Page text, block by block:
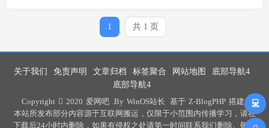
1 共 1 页
关于我们 免责声明 文章归档 标签聚合 网站地图
底部导航4
底部导航4
Copyright
2020 爱网吧 .By WinOS站长 基于 Z-BlogPHP 搭建 .
本站所发布部分内容源于互联网搬运，仅限于小范围内传播学习，请在
下载后24小时内删除，如果有侵权之处请第一时间联系我们删除。敬请